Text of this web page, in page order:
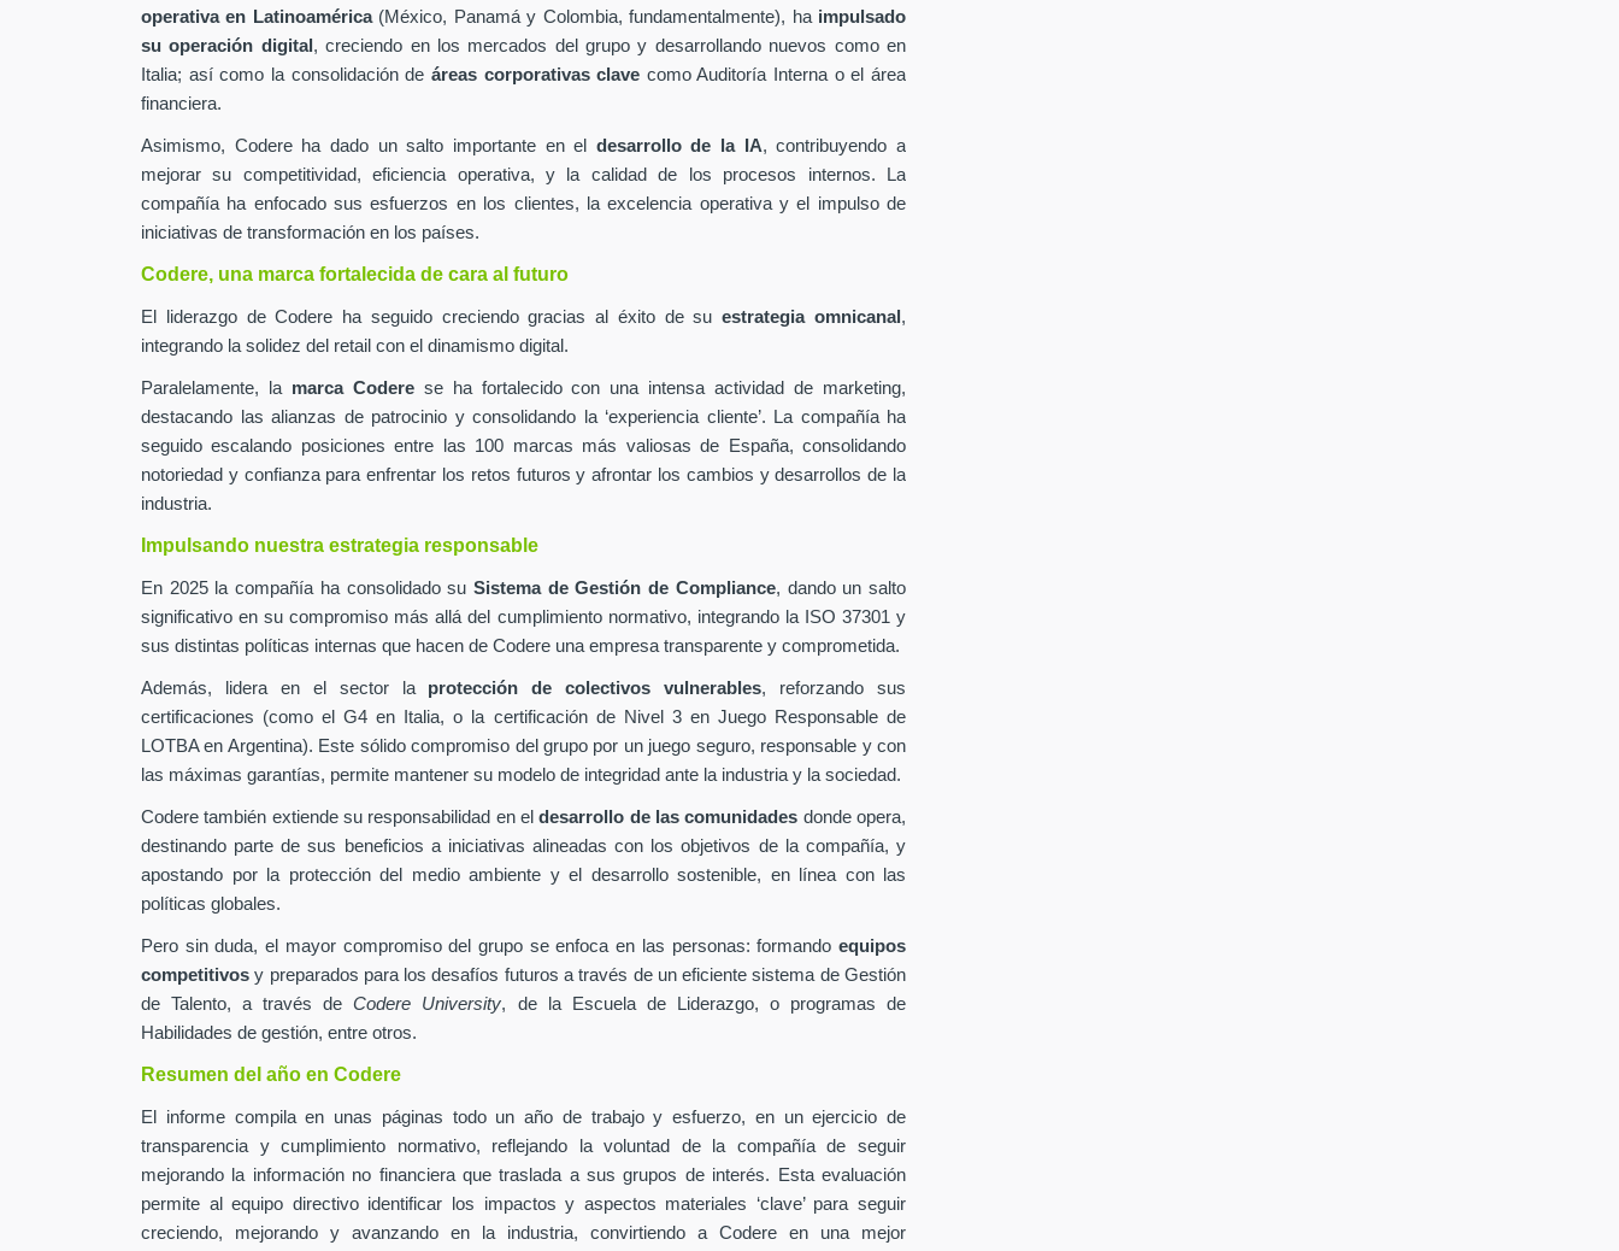
operativa en Latinoamérica(México, Panamá y Colombia, fundamentalmente), ha impulsado
su operación digital , creciendo en los mercados del grupo y desarrollando nuevos como en
Italia; así como la consolidación de áreas corporativas clave como Auditoría Interna o el área
financiera.
Asimismo, Codere ha dado un salto importante en el desarrollo de la IA, contribuyendo a
mejorar su competitividad, eficiencia operativa, y la calidad de los procesos internos. La
compañía ha enfocado sus esfuerzos en los clientes, la excelencia operativa y el impulso de
iniciativas de transformación en los países.
Codere, una marca fortalecida de cara al futuro
El liderazgo de Codere ha seguido creciendo gracias al éxito de suestrategia omnicanal ,
integrando la solidez del retail con el dinamismo digital.
Paralelamente, la marca Coderese ha fortalecido con una intensa actividad de marketing,
destacando las alianzas de patrocinio y consolidando la ‘experiencia cliente’. La compañía ha
seguido escalando posiciones entre las 100 marcas más valiosas de España, consolidando
notoriedad y confianza para enfrentar los retos futuros y afrontar los cambios y desarrollos de la
industria.
Impulsando nuestra estrategia responsable
En 2025 la compañía ha consolidado su Sistema de Gestión de Compliance, dando un salto
significativo en su compromiso más allá del cumplimiento normativo, integrando la ISO 37301 y
sus distintas políticas internas que hacen de Codere una empresa transparente y comprometida.
Además, lidera en el sector la protección de colectivos vulnerables, reforzando sus
certificaciones (como el G4 en Italia, o la certificación de Nivel 3 en Juego Responsable de
LOTBA en Argentina). Este sólido compromiso del grupo por un juego seguro, responsable y con
las máximas garantías, permite mantener su modelo de integridad ante la industria y la sociedad.
Codere también extiende su responsabilidad en eldesarrollo de las comunidades donde opera,
destinando parte de sus beneficios a iniciativas alineadas con los objetivos de la compañía, y
apostando por la protección del medio ambiente y el desarrollo sostenible, en línea con las
políticas globales.
Pero sin duda, el mayor compromiso del grupo se enfoca en las personas: formando equipos
competitivos y preparados para los desafíos futuros a través de un eficiente sistema de Gestión
de Talento, a través deCodere University, de la Escuela de Liderazgo, o programas de
Habilidades de gestión, entre otros.
Resumen del año en Codere
El informe compila en unas páginas todo un año de trabajo y esfuerzo, en un ejercicio de
transparencia y cumplimiento normativo, reflejando la voluntad de la compañía de seguir
mejorando la información no financiera que traslada a sus grupos de interés. Esta evaluación
permite al equipo directivo identificar los impactos y aspectos materiales ‘clave’ para seguir
creciendo, mejorando y avanzando en la industria, convirtiendo a Codere en una mejor